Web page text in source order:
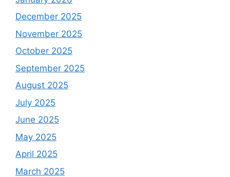
December 2025
November 2025
October 2025
September 2025
August 2025
July 2025
June 2025
May 2025
April 2025
March 2025